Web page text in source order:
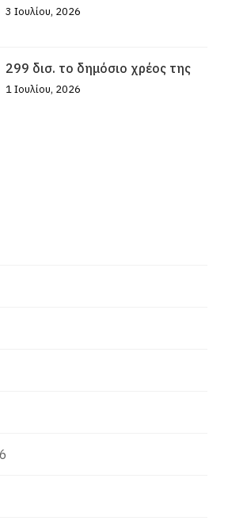
3 Ιουλίου, 2026
299 δισ. το δημόσιο χρέος της
1 Ιουλίου, 2026